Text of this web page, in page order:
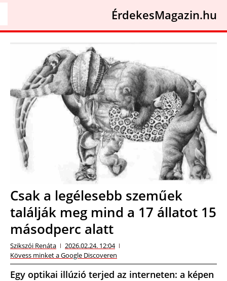
ÉrdekesMagazin.hu
Csak a legélesebb szeműek
találják meg mind a 17 állatot 15
másodperc alatt
Szikszói Renáta
2026.02.24. 12:04
Kövess minket a Google Discoveren
Egy optikai illúzió terjed az interneten: a képen